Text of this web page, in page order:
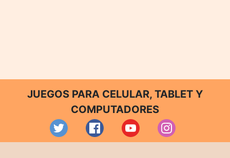
JUEGOS PARA CELULAR, TABLET Y
COMPUTADORES